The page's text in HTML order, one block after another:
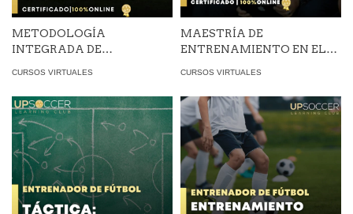
METODOLOGÍA
INTEGRADA DE
CURSOS VIRTUALES
MAESTRÍA DE
ENTRENAMIENTO EN EL
CURSOS VIRTUALES